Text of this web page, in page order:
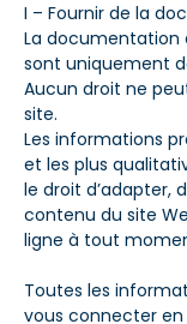
I – Fournir de la
La documentation
sont uniquement
Aucun droit ne
site.
Les informations
et les plus
le droit d’adapter,
contenu du site
ligne à tout
Toutes les
vous connecter en